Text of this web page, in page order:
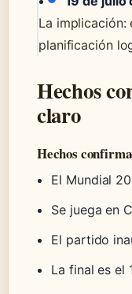
La implicación:
planificación
Hechos
claro
Hechos
El Mundial
Se juega en
El partido
La final es el